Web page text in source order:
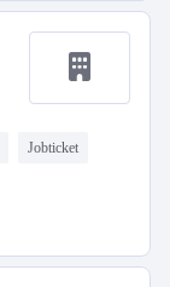
Jobticket